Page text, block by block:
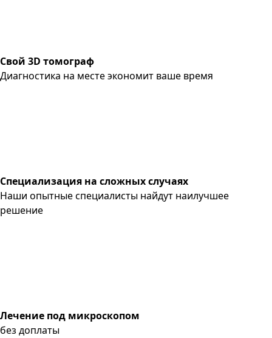
Свой 3D томограф
Диагностика на месте экономит ваше время
Специализация на сложных случаях
Наши опытные специалисты найдут наилучшее
решение
Лечение под микроскопом
без доплаты